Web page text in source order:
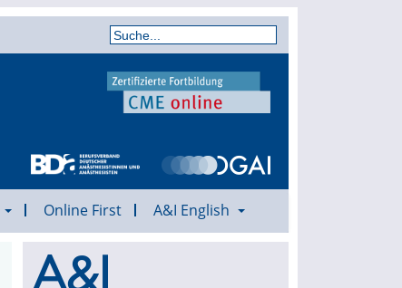
Online First A&I English
Archiv